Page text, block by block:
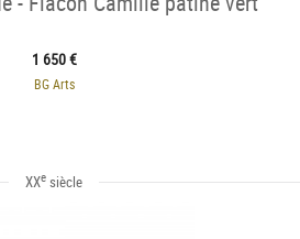
1 650 €
BG Arts
XXe siècle